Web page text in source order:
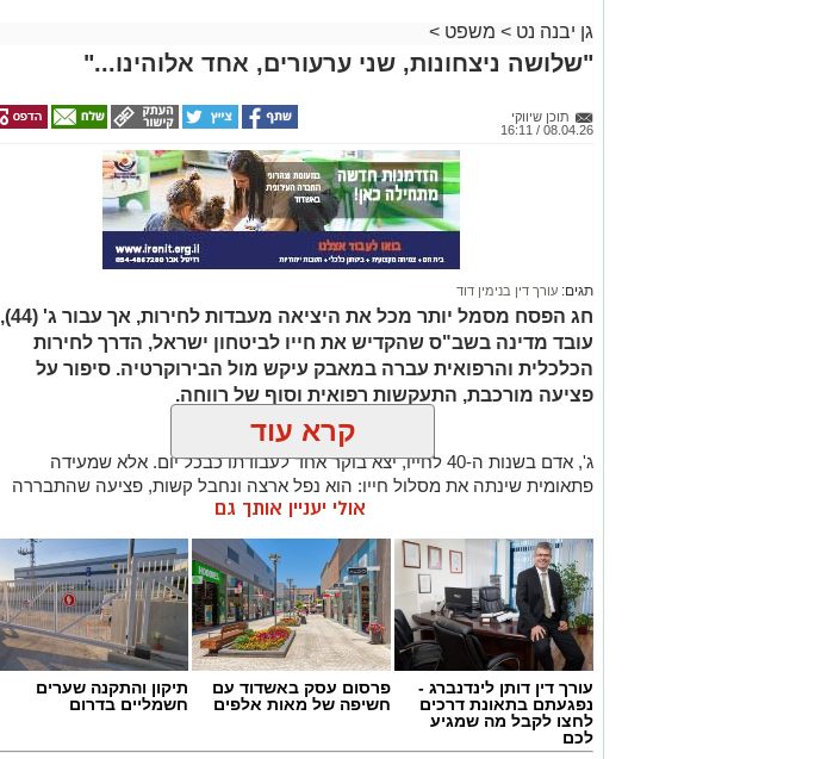
גן יבנה נט > משפט >
"שלושה ניצחונות, שני ערעורים, אחד אלוהינו..."
תוכן שיווקי
08.04.26 / 16:11
תגים: עורך דין בנימין דוד
חג הפסח מסמל יותר מכל את היציאה מעבדות לחירות, אך עבור ג' (44),
עובד מדינה בשב"ס שהקדיש את חייו לביטחון ישראל, הדרך לחירות
הכלכלית והרפואית עברה במאבק עיקש מול הבירוקרטיה. סיפור על
פציעה מורכבת, התעקשות רפואית וסוף של רווחה.
ג', אדם בשנות ה-40 לחייו, יצא בוקר אחד לעבודתו כבכל יום. אלא שמעידה
פתאומית שינתה את מסלול חייו: הוא נפל ארצה ונחבל קשות, פציעה שהתבררה
כשבר משמעותי בקרסול שמאל שחייב התערבות כירורגית דחופה וקיבוע באמצעות
הפער שבין הפציעה לקביעת המוסד
כשהגיע ג' למשרדו של עו"ד בנימין בן דוד, הוא היה שרוי בכאבים עזים ובתחושת
תסכול. למרות הפגיעה האורתופדית הקשה, שכללה זרמים, תחושת נימול (פגיעה
עצבית) ומגבלה תפקודית ממשית, המוסד לביטוח לאומי לא מיהר להכיר במלוא
חומרת המצב.
בתחילה, קבע המוסד זמנית בשיעור 20%, קביעה שלא שיקפה את המציאות
קרא עוד
אולי יעניין אותך גם
עורך דין דותן לינדנברג -
נפגעתם בתאונת דרכים
לחצו לקבל מה שמגיע
לכם
פרסום עסק באשדוד עם
חשיפה של מאות אלפים
תיקון והתקנה שערים
חשמליים בדרום